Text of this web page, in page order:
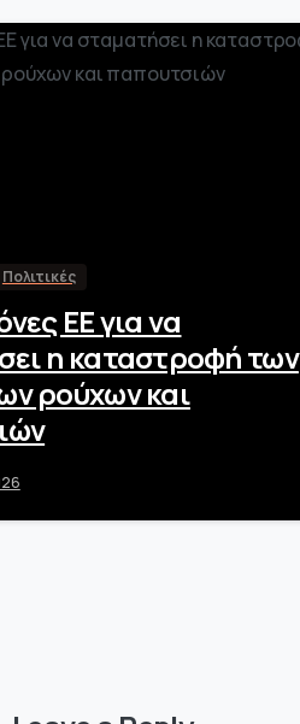
Πολιτικές
ΕΕ για να
η καταστροφή των
ρούχων και